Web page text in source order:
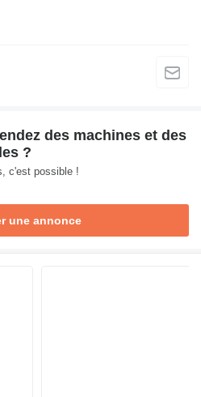
des machines et des
?
c'est possible !
une annonce